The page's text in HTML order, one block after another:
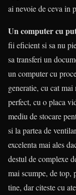
ai nevoie de ceva in
Un computer cu
fii eficient si sa nu
sa transferi un
un computer cu
generatie, cu cat
perfect, cu o placa
mediu de stocare
si la partea de
excelenta mai ales
destul de complexe
mai scumpe, de top,
tine, dar citeste cu